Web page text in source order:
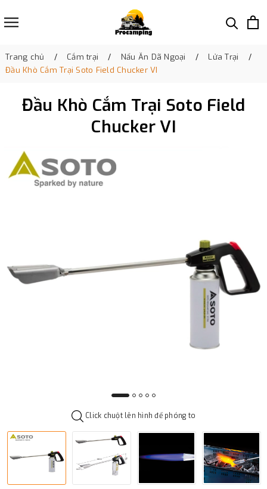
Trang chủ Cắm trại Nấu Ăn Dã Ngoại
Lửa Trại
Đầu Khò Cắm Trại Soto Field Chucker VI
Đầu Khò Cắm Trại Soto Field
Chucker VI
Click chuột lên hình để phóng to